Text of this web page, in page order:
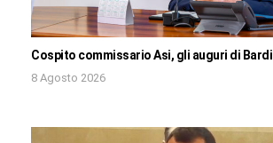
Cospito commissario Asi, gli auguri di Bardi
8 Agosto 2026